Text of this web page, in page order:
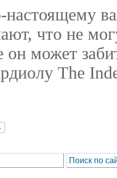
что не
он может
The